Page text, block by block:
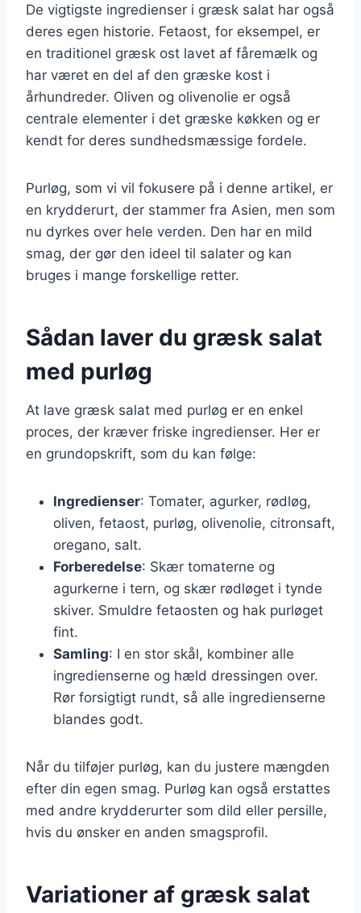
De vigtigste ingredienser i græsk salat har også
deres egen historie. Fetaost, for eksempel, er
en traditionel græsk ost lavet af fåremælk og
har været en del af den græske kost i
århundreder. Oliven og olivenolie er også
centrale elementer i det græske køkken og er
kendt for deres sundhedsmæssige fordele.
Purløg, som vi vil fokusere på i denne artikel, er
en krydderurt, der stammer fra Asien, men som
nu dyrkes over hele verden. Den har en mild
smag, der gør den ideel til salater og kan
bruges i mange forskellige retter.
Sådan laver du græsk salat
med purløg
At lave græsk salat med purløg er en enkel
proces, der kræver friske ingredienser. Her er
en grundopskrift, som du kan følge:
Ingredienser: Tomater, agurker, rødløg,
oliven, fetaost, purløg, olivenolie, citronsaft,
oregano, salt.
Forberedelse: Skær tomaterne og
agurkerne i tern, og skær rødløget i tynde
skiver. Smuldre fetaosten og hak purløget
fint.
Samling: I en stor skål, kombiner alle
ingredienserne og hæld dressingen over.
Rør forsigtigt rundt, så alle ingredienserne
blandes godt.
Når du tilføjer purløg, kan du justere mængden
efter din egen smag. Purløg kan også erstattes
med andre krydderurter som dild eller persille,
hvis du ønsker en anden smagsprofil.
Variationer af græsk salat